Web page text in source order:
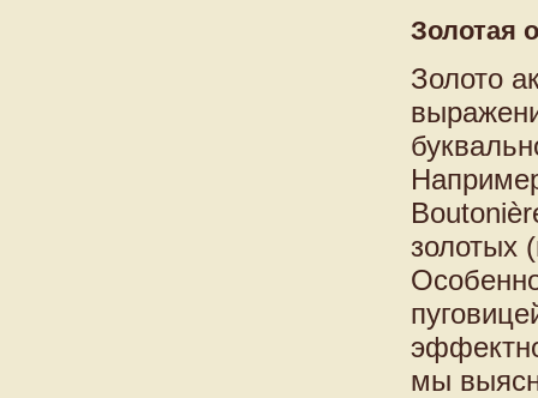
Золотая
Золото
золотых
мы